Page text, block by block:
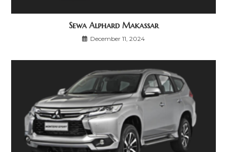
Sewa Alphard Makassar
December 11, 2024